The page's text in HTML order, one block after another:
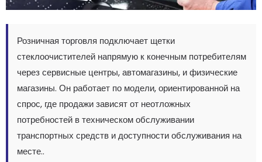
Розничная торговля подключает щетки
стеклоочистителей напрямую к конечным потребителям
через сервисные центры, автомагазины, и физические
магазины. Он работает по модели, ориентированной на
спрос, где продажи зависят от неотложных
потребностей в техническом обслуживании
транспортных средств и доступности обслуживания на
месте..